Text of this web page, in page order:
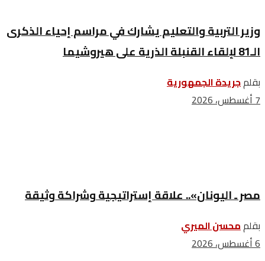
وزير التربية والتعليم يشارك في مراسم إحياء الذكرى
الـ81 لإلقاء القنبلة الذرية على هيروشيما
بقلمجريدة الجمهورية
7 أغسطس، 2026
مصر ـ اليونان».. علاقة إستراتيجية وشراكة وثيقة
بقلممحسن الميري
6 أغسطس، 2026